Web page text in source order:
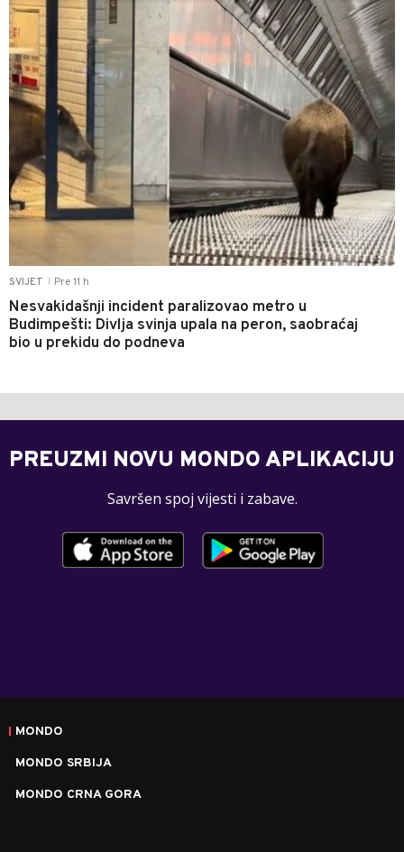
SVIJET Pre 11 h
Nesvakidašnji incident paralizovao metro u
Budimpešti: Divlja svinja upala na peron, saobraćaj
bio u prekidu do podneva
PREUZMI NOVU MONDO APLIKACIJU
Savršen spoj vijesti i zabave.
MONDO
MONDO SRBIJA
MONDO CRNA GORA